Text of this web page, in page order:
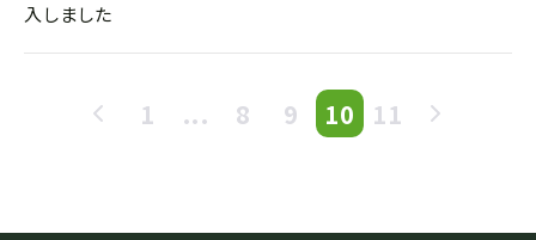
入しました
1 ... 8 9 10 11